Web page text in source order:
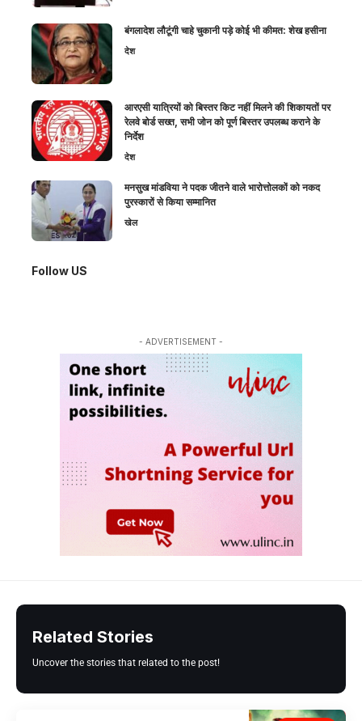
बंगलादेश लौटूंगी चाहे चुकानी पड़े कोई भी कीमत: शेख हसीना
देश
आरएसी यात्रियों को बिस्तर किट नहीं मिलने की शिकायतों पर
रेलवे बोर्ड सख्त, सभी जोन को पूर्ण बिस्तर उपलब्ध कराने के
निर्देश
देश
मनसुख मांडविया ने पदक जीतने वाले भारोत्तोलकों को नकद
पुरस्कारों से किया सम्मानित
खेल
Follow US
- ADVERTISEMENT -
Related Stories
Uncover the stories that related to the post!